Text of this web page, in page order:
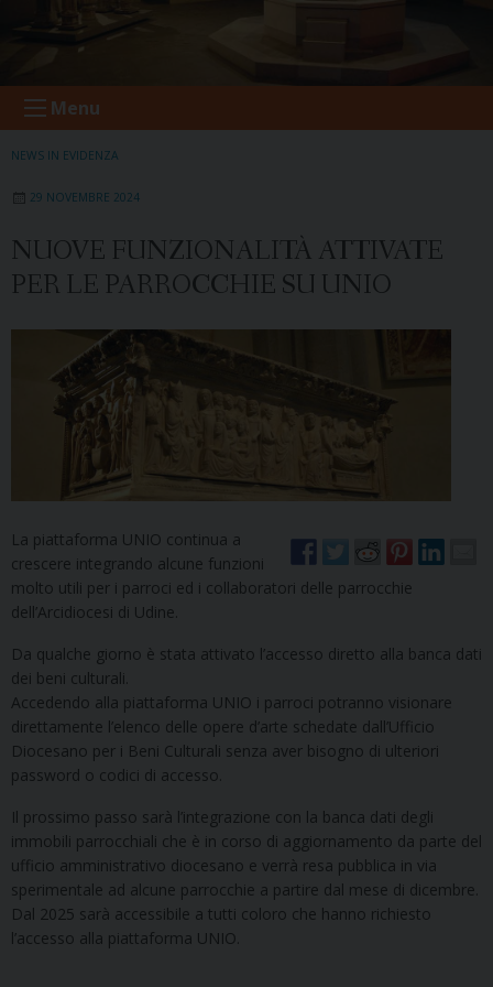
Menu
NEWS IN EVIDENZA
29 NOVEMBRE 2024
NUOVE FUNZIONALITÀ ATTIVATE
PER LE PARROCCHIE SU UNIO
La piattaforma UNIO continua a
crescere integrando alcune funzioni
molto utili per i parroci ed i collaboratori delle parrocchie
dell’Arcidiocesi di Udine.
Da qualche giorno è stata attivato l’accesso diretto alla banca dati
dei beni culturali.
Accedendo alla piattaforma UNIO i parroci potranno visionare
direttamente l’elenco delle opere d’arte schedate dall’Ufficio
Diocesano per i Beni Culturali senza aver bisogno di ulteriori
password o codici di accesso.
Il prossimo passo sarà l’integrazione con la banca dati degli
immobili parrocchiali che è in corso di aggiornamento da parte del
ufficio amministrativo diocesano e verrà resa pubblica in via
sperimentale ad alcune parrocchie a partire dal mese di dicembre.
Dal 2025 sarà accessibile a tutti coloro che hanno richiesto
l’accesso alla piattaforma UNIO.